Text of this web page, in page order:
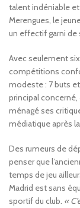
talent indéniable
Merengues, le
un effectif garni
Avec seulement
compétitions
modeste : 7 buts
principal concerné,
ménagé ses
médiatique après
Des rumeurs de
penser que
temps de jeu
Madrid est sans
sportif du club. «